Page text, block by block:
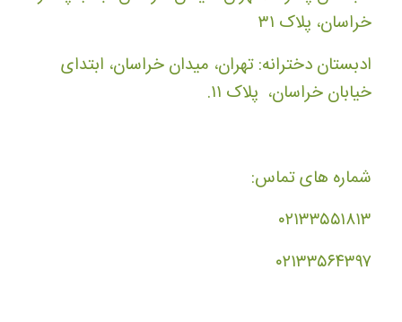
خراسان، پلاک ۳۱
ادبستان دخترانه: تهران، میدان خراسان، ابتدای
خیابان خراسان، پلاک ۱۱.
شماره های تماس:
۰۲۱۳۳۵۵۱۸۱۳
۰۲۱۳۳۵۶۴۳۹۷